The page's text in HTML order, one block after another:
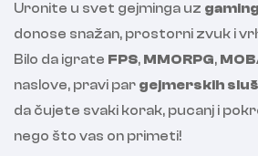
Uronite u svet gejminga uz
donose snažan, prostorni zvuk i
Bilo da igrate FPS, MMORPG,
naslove, pravi par gejmerskih
da čujete svaki korak, pucanj i
nego što vas on primeti!